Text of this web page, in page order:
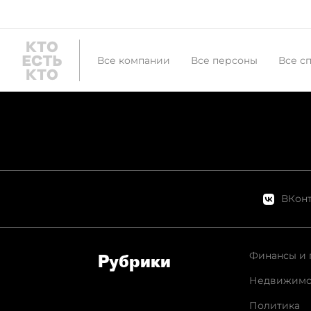
Все компании Все персоны Все
Рубрики
Финансы и
Политика